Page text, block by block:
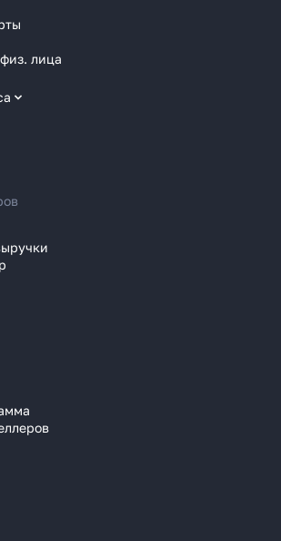
лица
почему банки
место платёжным
в 2025 году